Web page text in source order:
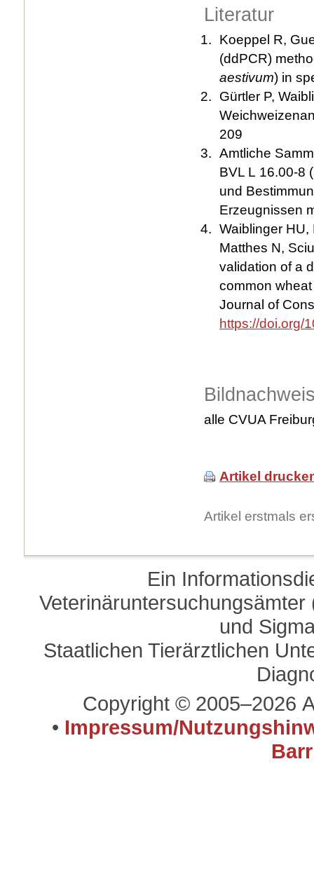
Literatur
Koeppel R,
(ddPCR)
aestivum) in
Gürtler P,
209
Amtliche
BVL L 16.00-8
und
Erzeugnissen
Waiblinger HU,
Matthes N,
validation of a
common wheat
Journal of
https://doi.org/
alle CVUA
Artikel
Artikel erstmals
Ein
und
Staatlichen Tierärztlichen
Copyright © 2005–2026
• Impressum/